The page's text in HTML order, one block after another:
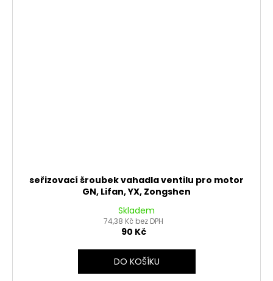
seřizovací šroubek vahadla ventilu pro motor
GN, Lifan, YX, Zongshen
Skladem
74,38 Kč bez DPH
90 Kč
DO KOŠÍKU